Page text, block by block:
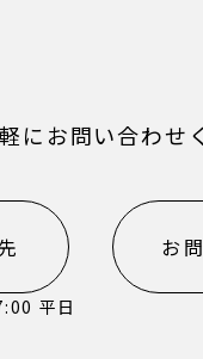
にお問い合わせ
平日
お